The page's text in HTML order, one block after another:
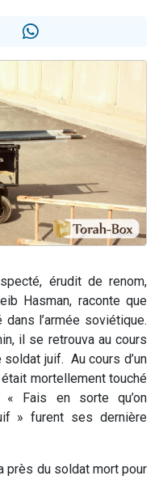
étudier en groupe sur Zoom
son Maasser
Maasser
érudit de renom,
Hasman, raconte que
l’armée soviétique.
il se retrouva au cours
soldat juif. Au cours d’un
mortellement touché
Fais en sorte qu’on
» furent ses dernière
près du soldat mort pour